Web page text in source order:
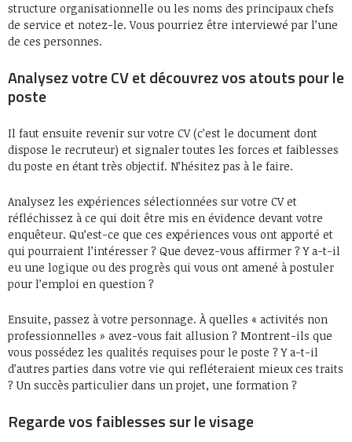
structure organisationnelle ou les noms des principaux chefs
de service et notez-le. Vous pourriez être interviewé par l’une
de ces personnes.
Analysez votre CV et découvrez vos atouts pour le
poste
Il faut ensuite revenir sur votre CV (c’est le document dont
dispose le recruteur) et signaler toutes les forces et faiblesses
du poste en étant très objectif. N’hésitez pas à le faire.
Analysez les expériences sélectionnées sur votre CV et
réfléchissez à ce qui doit être mis en évidence devant votre
enquêteur. Qu’est-ce que ces expériences vous ont apporté et
qui pourraient l’intéresser ? Que devez-vous affirmer ? Y a-t-il
eu une logique ou des progrès qui vous ont amené à postuler
pour l’emploi en question ?
Ensuite, passez à votre personnage. À quelles « activités non
professionnelles » avez-vous fait allusion ? Montrent-ils que
vous possédez les qualités requises pour le poste ? Y a-t-il
d’autres parties dans votre vie qui refléteraient mieux ces traits
? Un succès particulier dans un projet, une formation ?
Regarde vos faiblesses sur le visage